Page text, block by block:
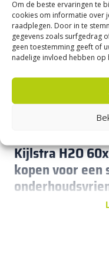
Om de beste ervaringen te
cookies om informatie over
raadplegen. Door in te
gegevens zoals surfgedrag
geen toestemming geeft of
nadelige invloed hebben op
32,95 29,65 per m²
Je bespaart 10%
Kijlstra H2O
kopen voor een
Kijlstra H2O 60x60x4